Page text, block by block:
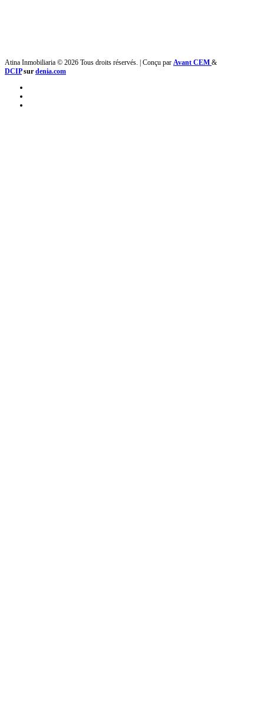
Atina Inmobiliaria © 2026 Tous droits réservés. | Conçu par Avant CEM &
DCIPsur denia.com